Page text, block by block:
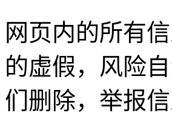
网页内的所有
的虚假，风险
们删除，举报